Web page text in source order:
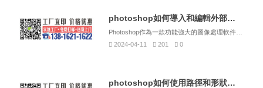
photoshop如何導入和編輯外部圖像？
2024-04-11
201 0
photoshop如何使用路徑和形狀工具？